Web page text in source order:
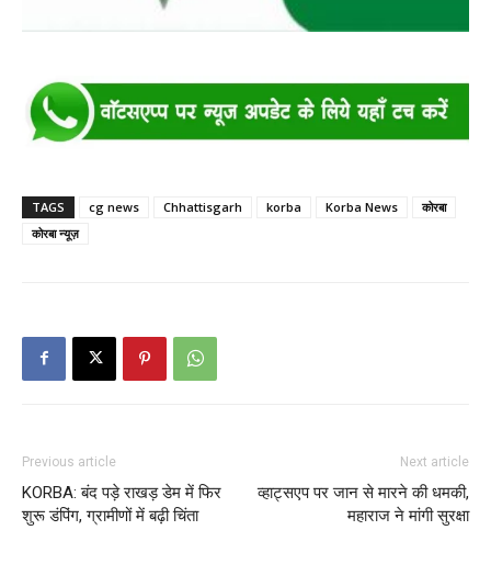
TAGS cg news Chhattisgarh korba Korba News
कोरबा
कोरबा न्यूज़
Previous article
KORBA: बंद पड़े राखड़ डेम में फिर
शुरू डंपिंग, ग्रामीणों में बढ़ी चिंता
Next article
व्हाट्सएप पर जान से मारने की धमकी,
महाराज ने मांगी सुरक्षा